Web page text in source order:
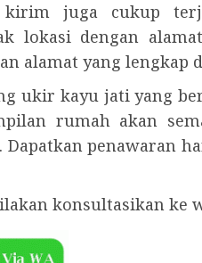
juga cukup
lokasi dengan
alamat yang lengkap
ukir kayu jati yang
rumah akan
penawaran
konsultasikan ke